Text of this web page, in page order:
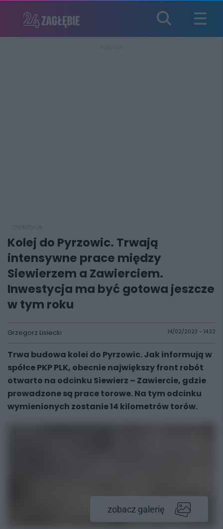
Kolej do Pyrzowic. Trwają
intensywne prace między
Siewierzem a Zawierciem.
Inwestycja ma być gotowa jeszcze
w tym roku
Grzegorz Lisiecki 14/02/2023 - 14:32
Trwa budowa kolei do Pyrzowic. Jak informują w
spółce PKP PLK, obecnie największy front robót
otwarto na odcinku Siewierz – Zawiercie, gdzie
prowadzone są prace torowe. Na tym odcinku
wymienionych zostanie 14 kilometrów torów.
zobacz galerię